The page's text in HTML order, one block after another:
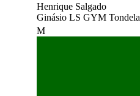
Henrique Salgado
Ginásio LS GYM Tondela
M